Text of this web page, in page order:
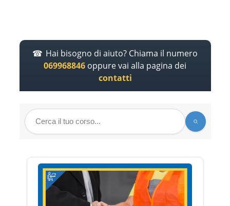
Hai bisogno di aiuto? Chiama il numero
069968846 oppure vai alla pagina dei
contatti